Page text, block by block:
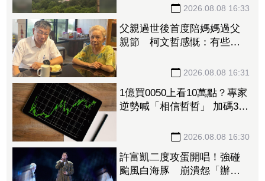
2026.08.08 16:33
父親過世後首度陪媽媽過父
親節 柯文哲感慨：有些事
2026.08.08 16:31
1億買0050上看10萬點？專家
逆勢喊「相信哲哲」 加碼3招
2026.08.08 16:30
許富凱二度攻蛋開唱！強碰
颱風白海豚 崩潰怨「辦小